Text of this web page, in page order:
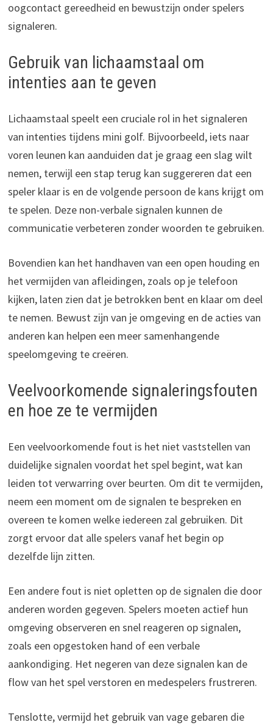
oogcontact gereedheid en bewustzijn onder spelers
signaleren.
Gebruik van lichaamstaal om
intenties aan te geven
Lichaamstaal speelt een cruciale rol in het signaleren
van intenties tijdens mini golf. Bijvoorbeeld, iets naar
voren leunen kan aanduiden dat je graag een slag wilt
nemen, terwijl een stap terug kan suggereren dat een
speler klaar is en de volgende persoon de kans krijgt om
te spelen. Deze non-verbale signalen kunnen de
communicatie verbeteren zonder woorden te gebruiken.
Bovendien kan het handhaven van een open houding en
het vermijden van afleidingen, zoals op je telefoon
kijken, laten zien dat je betrokken bent en klaar om deel
te nemen. Bewust zijn van je omgeving en de acties van
anderen kan helpen een meer samenhangende
speelomgeving te creëren.
Veelvoorkomende signaleringsfouten
en hoe ze te vermijden
Een veelvoorkomende fout is het niet vaststellen van
duidelijke signalen voordat het spel begint, wat kan
leiden tot verwarring over beurten. Om dit te vermijden,
neem een moment om de signalen te bespreken en
overeen te komen welke iedereen zal gebruiken. Dit
zorgt ervoor dat alle spelers vanaf het begin op
dezelfde lijn zitten.
Een andere fout is niet opletten op de signalen die door
anderen worden gegeven. Spelers moeten actief hun
omgeving observeren en snel reageren op signalen,
zoals een opgestoken hand of een verbale
aankondiging. Het negeren van deze signalen kan de
flow van het spel verstoren en medespelers frustreren.
Tenslotte, vermijd het gebruik van vage gebaren die